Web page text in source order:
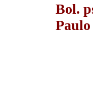
Bol.
Paulo